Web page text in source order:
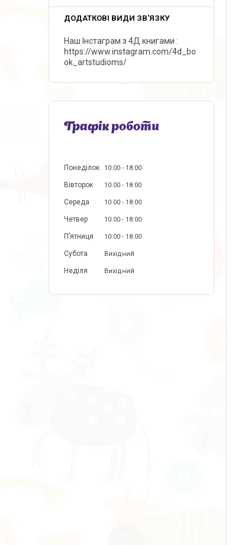
Наш Інстаграм з 4Д книгами
https://www.instagram.com/4d_bo
ok_artstudioms/
Графік роботи
Понеділок 10:00 18:00
Вівторок 10:00 18:00
Середа 10:00 18:00
Четвер 10:00 18:00
Пʼятниця 10:00 18:00
Субота Вихідний
Неділя Вихідний